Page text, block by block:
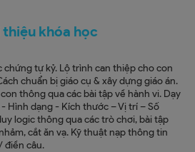
khóa học
chứng tự kỷ. Lộ trình can thiệp cho con
chuẩn bị giáo cụ & xây dựng giáo án.
thông qua các bài tập về hành vi. Dạy
Hình dạng - Kích thước – Vị trí – Số
logic thông qua các trò chơi, bài tập
cắt ăn vạ. Kỹ thuật nạp thông tin
điền câu.